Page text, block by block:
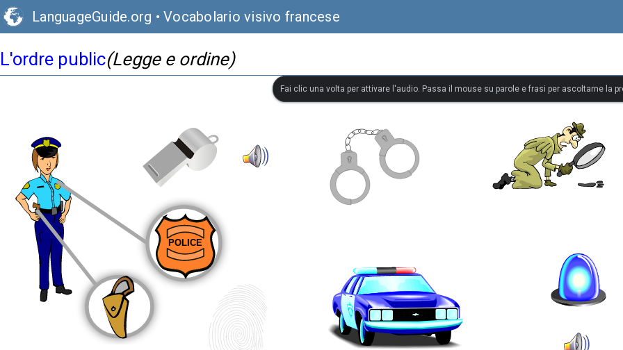
LanguageGuide.org • Vocabolario visivo francese
L'ordre public(Legge e ordine)
Fai clic una volta per attivare l'audio. Passa il mouse su parole e frasi per ascoltarne la